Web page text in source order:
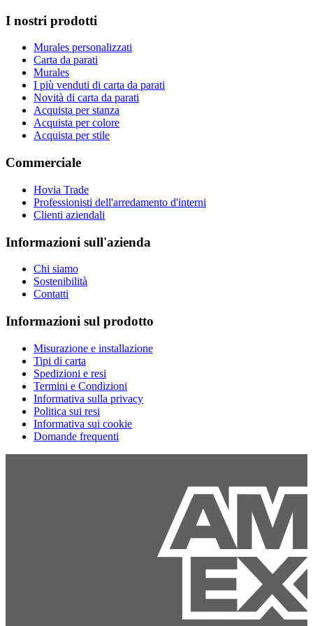
I nostri prodotti
Murales personalizzati
Carta da parati
Murales
I più venduti di carta da parati
Novità di carta da parati
Acquista per stanza
Acquista per colore
Acquista per stile
Commerciale
Hovia Trade
Professionisti dell'arredamento d'interni
Clienti aziendali
Informazioni sull'azienda
Chi siamo
Sostenibilità
Contatti
Informazioni sul prodotto
Misurazione e installazione
Tipi di carta
Spedizioni e resi
Termini e Condizioni
Informativa sulla privacy
Politica sui resi
Informativa sui cookie
Domande frequenti